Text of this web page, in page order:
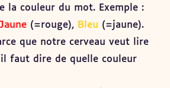
la couleur du mot. Exemple :
Jaune(=rouge), Bleu (=jaune).
que notre cerveau veut lire
faut dire de quelle couleur